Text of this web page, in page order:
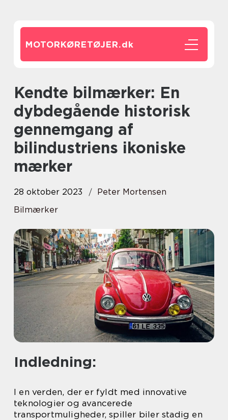
MOTORKØRETØJER.dk
Kendte bilmærker: En
dybdegående historisk
gennemgang af
bilindustriens ikoniske
mærker
28 oktober 2023
Peter Mortensen
Bilmærker
Indledning:
I en verden, der er fyldt med innovative
teknologier og avancerede
transportmuligheder, spiller biler stadig en